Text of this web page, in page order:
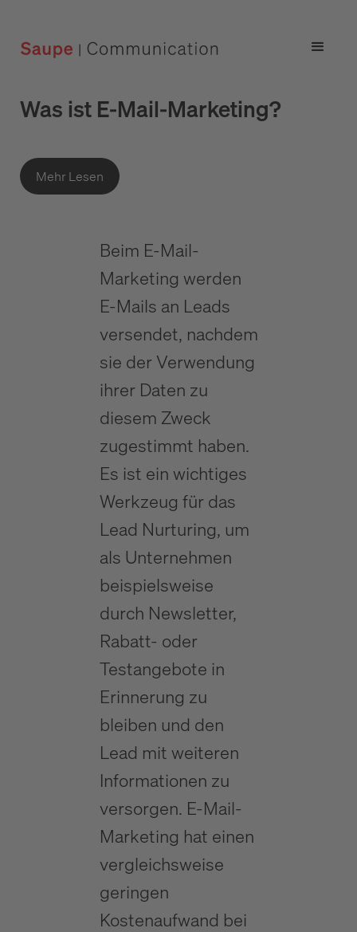
Was ist E-Mail-Marketing?
Mehr Lesen
Beim E-Mail-
Marketing werden
E-Mails an Leads
versendet, nachdem
sie der Verwendung
ihrer Daten zu
diesem Zweck
zugestimmt haben.
Es ist ein wichtiges
Werkzeug für das
Lead Nurturing, um
als Unternehmen
beispielsweise
durch Newsletter,
Rabatt- oder
Testangebote in
Erinnerung zu
bleiben und den
Lead mit weiteren
Informationen zu
versorgen. E-Mail-
Marketing hat einen
vergleichsweise
geringen
Kostenaufwand bei